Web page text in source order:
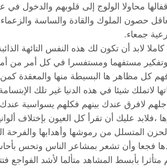
محاولا الولوج إلى قلوبهم
حصون الملوك والقادة والساسة
جمعاء.
كاملا لابد أن تكون لك هذه النفس التائهة
مستفهما ومستفسرا في كل أمر من
فهم كل مظاهر ها البسيطة منها والمعقدة
لاتملك شيئا في هذه الدنيا غير تلك
لافرق عندك بينهم فكلهم يسواسية
،فلابد عليك أن تقرأ كل العيون بإختلاف
المتسلل من رموشها وأهدابها والفرحة
فجعا وأن تشعر بمشاعر الناس وتحس
متأثرا بأبسط المشاهد متألما لأشد